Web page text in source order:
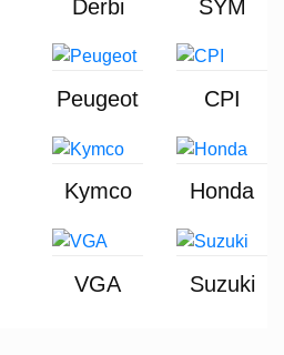
Derbi SYM
Peugeot CPI
Kymco Honda
VGA Suzuki